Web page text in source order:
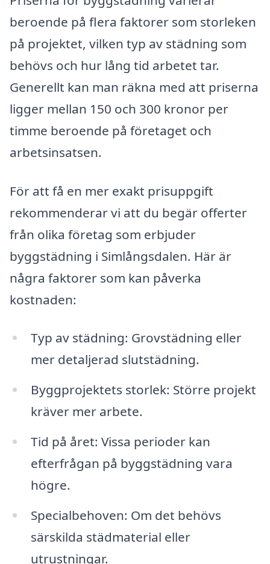
beroende på flera faktorer som storleken
på projektet, vilken typ av städning som
behövs och hur lång tid arbetet tar.
Generellt kan man räkna med att priserna
ligger mellan 150 och 300 kronor per
timme beroende på företaget och
arbetsinsatsen.
För att få en mer exakt prisuppgift
rekommenderar vi att du begär offerter
från olika företag som erbjuder
byggstädning i Simlångsdalen. Här är
några faktorer som kan påverka
kostnaden:
Typ av städning: Grovstädning eller
mer detaljerad slutstädning.
Byggprojektets storlek: Större projekt
kräver mer arbete.
Tid på året: Vissa perioder kan
efterfrågan på byggstädning vara
högre.
Specialbehoven: Om det behövs
särskilda städmaterial eller
utrustningar.